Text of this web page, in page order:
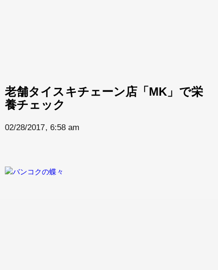
老舗タイスキチェーン店「MK」で栄
養チェック
02/28/2017, 6:58 am